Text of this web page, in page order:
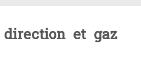
direction et gaz